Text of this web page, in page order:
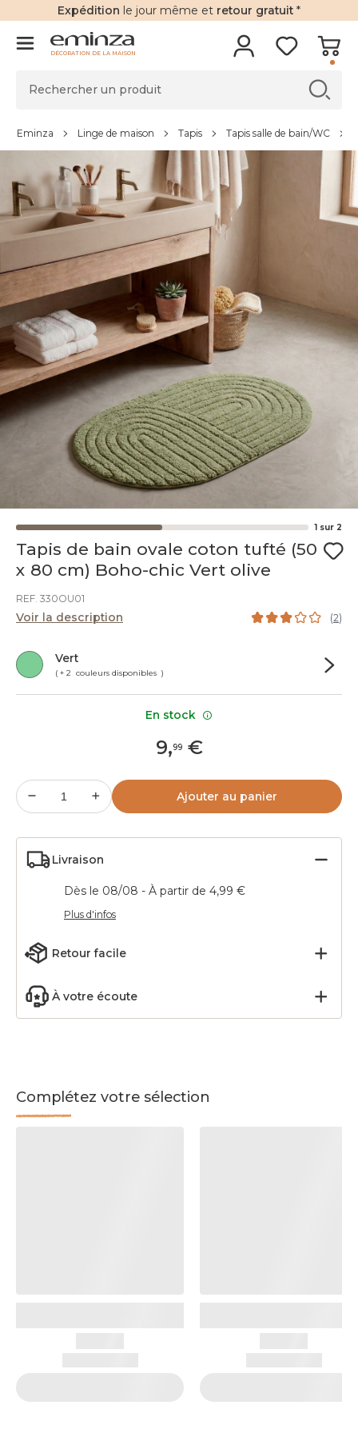
Expédition le jour même et retour gratuit *
DÉCORATION DE LA MAISON
Eminza Linge de maison Tapis Tapis salle de bain/WC
1 sur 2
Tapis de bain ovale coton tufté (50
x 80 cm) Boho-chic Vert olive
REF. 330OU01
Voir la description (2)
Vert
( + 2 couleurs disponibles )
9,99€
Ajouter au panier
Livraison
Dès le 08/08 - À partir de 4,99 €
Plus d'infos
Retour facile
À votre écoute
Complétez votre sélection